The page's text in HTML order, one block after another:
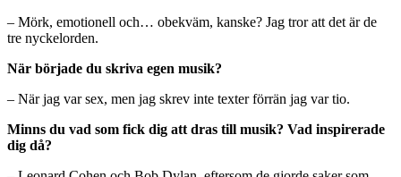
– Mörk, emotionell och… obekväm, kanske? Jag tror att det är de
tre nyckelorden.
När började du skriva egen musik?
– När jag var sex, men jag skrev inte texter förrän jag var tio.
Minns du vad som fick dig att dras till musik? Vad inspirerade
dig då?